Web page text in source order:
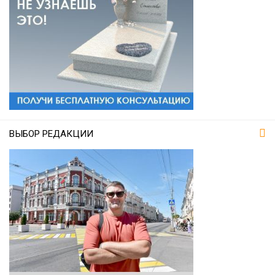
ВЫБОР РЕДАКЦИИ